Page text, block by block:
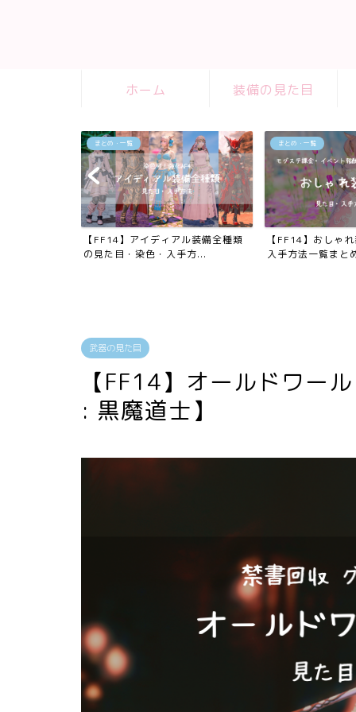
ホーム 装備の見た目
まとめ・一覧
【FF14】アイディアル装備全種類
の見た目・染色・入手方...
まとめ・一覧
【FF14】おしゃ
入手方法一覧まと
武器の見た目
【FF14】オールドワー
: 黒魔道士】